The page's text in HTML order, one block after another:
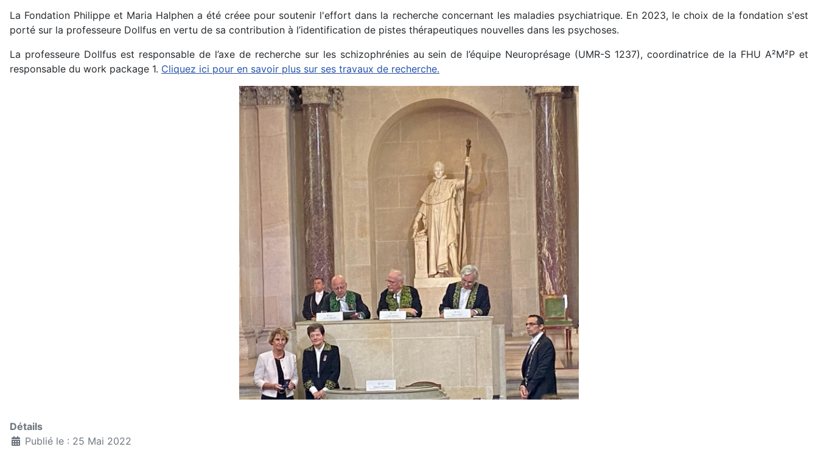
La Fondation Philippe et Maria Halphen a été créee pour soutenir l'effort dans la recherche concernant les maladies psychiatrique. En 2023, le choix de la fondation s'est
porté sur la professeure Dollfus en vertu de sa contribution à l’identification de pistes thérapeutiques nouvelles dans les psychoses.
La professeure Dollfus est responsable de l’axe de recherche sur les schizophrénies au sein de l’équipe Neuroprésage (UMR-S 1237), coordinatrice de la FHU A²M²P et
responsable du work package 1. Cliquez ici pour en savoir plus sur ses travaux de recherche.
Détails
Publié le : 25 Mai 2022